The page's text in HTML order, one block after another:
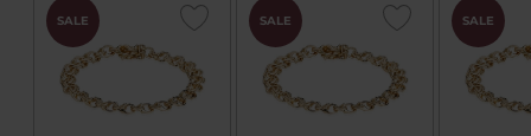
SALE SALE SALE